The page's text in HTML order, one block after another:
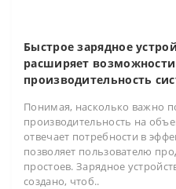
Быстрое зарядное
расширяет
производительность
Понимая, насколько важно
производительность на
отвечает потребности в
позволяет пользователю
простоев. Зарядное
создано, чтоб..